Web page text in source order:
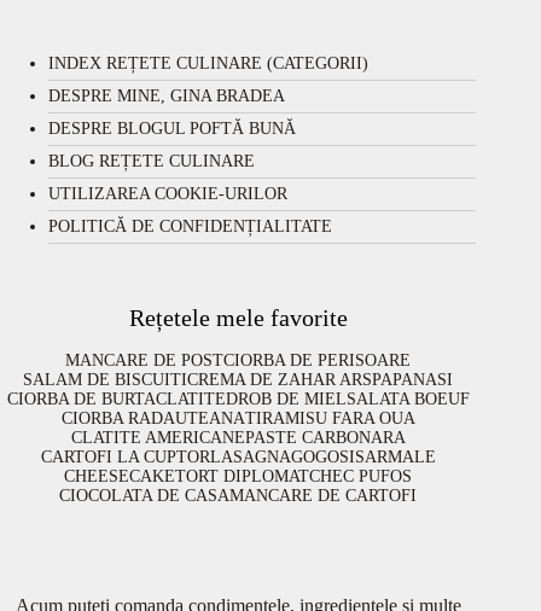
INDEX REȚETE CULINARE (CATEGORII)
DESPRE MINE, GINA BRADEA
DESPRE BLOGUL POFTĂ BUNĂ
BLOG REȚETE CULINARE
UTILIZAREA COOKIE-URILOR
POLITICĂ DE CONFIDENȚIALITATE
Rețetele mele favorite
MANCARE DE POSTCIORBA DE PERISOARE
SALAM DE BISCUITICREMA DE ZAHAR ARSPAPANASI
CIORBA DE BURTACLATITEDROB DE MIELSALATA BOEUF
CIORBA RADAUTEANATIRAMISU FARA OUA
CLATITE AMERICANEPASTE CARBONARA
CARTOFI LA CUPTORLASAGNAGOGOSISARMALE
CHEESECAKETORT DIPLOMATCHEC PUFOS
CIOCOLATA DE CASAMANCARE DE CARTOFI
Acum puteți comanda condimentele, ingredientele și multe